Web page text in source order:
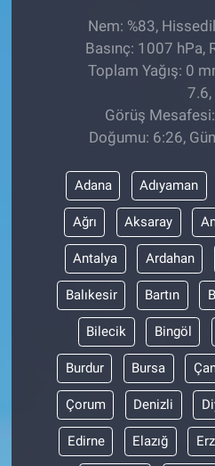
Nem: %83,
Basınç: 1007 hPa,
Toplam Yağış: 0
7.6,
Görüş
Doğumu: 6:26,
Adana Adıyaman
Ağrı Aksaray
Antalya Ardahan
Balıkesir Bartın
Bilecik Bingöl
Burdur Bursa
Çorum Denizli
Edirne Elazığ